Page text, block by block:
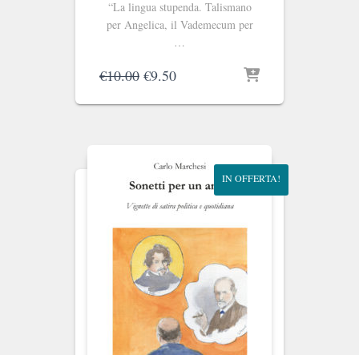
“La lingua stupenda. Talismano
per Angelica, il Vademecum per
…
€10.00 Il
originale
€9.50Il
attuale
IN OFFERTA!